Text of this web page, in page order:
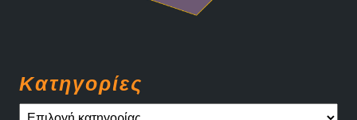
Kατηγορίες
Kατηγορίες